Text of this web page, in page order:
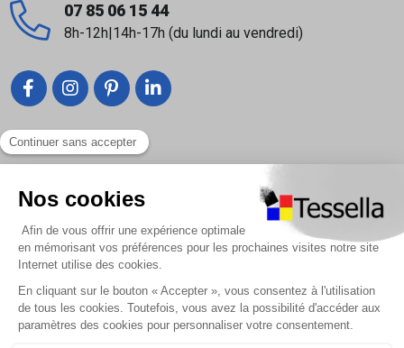
Liens utiles
Nous contacter
À propos
Paiement sécurisé
Livraison | Retour client
Nos tutos
07 85 06 15 44
8h-12h|14h-17h (du lundi au vendredi)